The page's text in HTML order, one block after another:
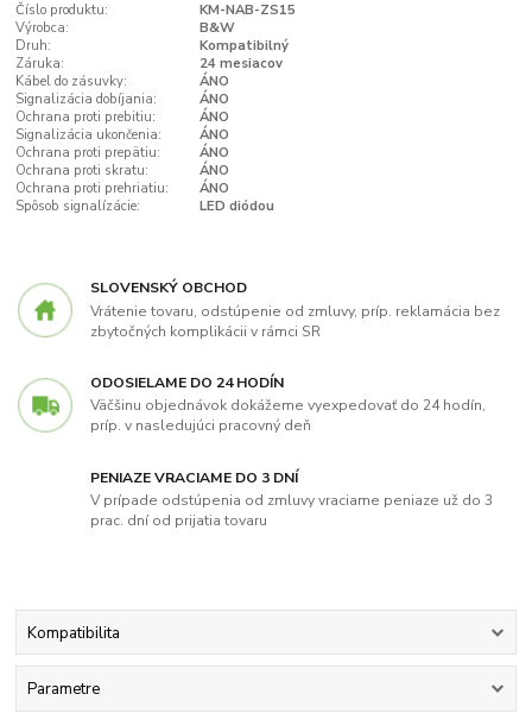
Číslo produktu:
KM-NAB-ZS15
Výrobca:
B&W
Druh:
Kompatibilný
Záruka:
24 mesiacov
Kábel do zásuvky:
ÁNO
Signalizácia dobíjania:
ÁNO
Ochrana proti prebitiu:
ÁNO
Signalizácia ukončenia:
ÁNO
Ochrana proti prepätiu:
ÁNO
Ochrana proti skratu:
ÁNO
Ochrana proti prehriatiu:
ÁNO
Spôsob signalízácie:
LED diódou
SLOVENSKÝ OBCHOD
Vrátenie tovaru, odstúpenie od zmluvy, príp. reklamácia bez
zbytočných komplikácii v rámci SR
ODOSIELAME DO 24 HODÍN
Väčšinu objednávok dokážeme vyexpedovať do 24 hodín,
príp. v nasledujúci pracovný deň
PENIAZE VRACIAME DO 3 DNÍ
V prípade odstúpenia od zmluvy vraciame peniaze už do 3
prac. dní od prijatia tovaru
Kompatibilita
Parametre